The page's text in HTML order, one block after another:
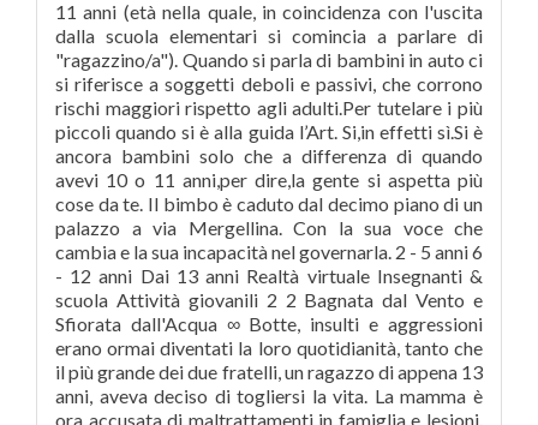
11 anni (età nella quale, in coincidenza con l'uscita
dalla scuola elementari si comincia a parlare di
"ragazzino/a"). Quando si parla di bambini in auto ci
si riferisce a soggetti deboli e passivi, che corrono
rischi maggiori rispetto agli adulti.Per tutelare i più
piccoli quando si è alla guida l’Art. Si,in effetti sì.Si è
ancora bambini solo che a differenza di quando
avevi 10 o 11 anni,per dire,la gente si aspetta più
cose da te. Il bimbo è caduto dal decimo piano di un
palazzo a via Mergellina. Con la sua voce che
cambia e la sua incapacità nel governarla. 2 - 5 anni 6
- 12 anni Dai 13 anni Realtà virtuale Insegnanti &
scuola Attività giovanili 2 2 Bagnata dal Vento e
Sfiorata dall'Acqua ∞ Botte, insulti e aggressioni
erano ormai diventati la loro quotidianità, tanto che
il più grande dei due fratelli, un ragazzo di appena 13
anni, aveva deciso di togliersi la vita. La mamma è
ora accusata di maltrattamenti in famiglia e lesioni.